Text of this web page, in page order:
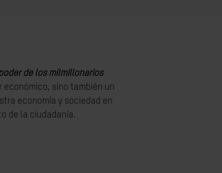
de los milmillonarios
sino también un
economía y sociedad en
de la ciudadanía.